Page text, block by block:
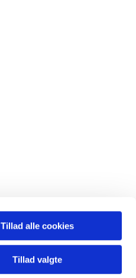
Tillad alle cookies
Tillad valgte